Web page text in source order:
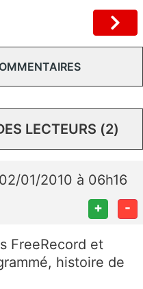
LECTEURS (2)
01/2010 à 06h16
+ -
FreeRecord et
histoire de